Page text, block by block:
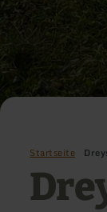
Startseite